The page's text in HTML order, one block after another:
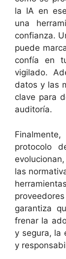
la IA en
una
confianza.
puede
confía en
vigilado.
datos y las
clave para
auditoría.
protocolo
las
garantiza
frenar la
y segura, la
y